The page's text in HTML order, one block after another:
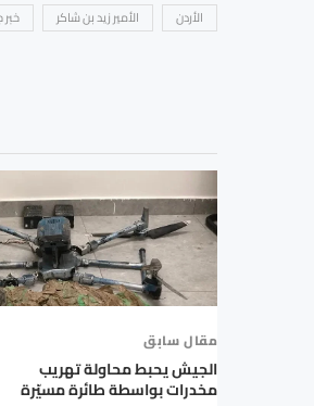
الأردن الأمير زيد بن شاكر خبر
مقال سابق
الجيش يحبط محاولة تهريب
مخدرات بواسطة طائرة مسيّرة